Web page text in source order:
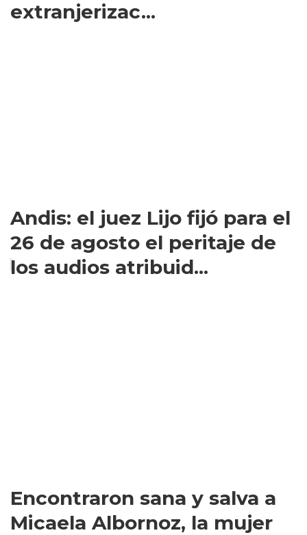
extranjerizac...
Andis: el juez Lijo fijó para el
26 de agosto el peritaje de
los audios atribuid...
Encontraron sana y salva a
Micaela Albornoz, la mujer